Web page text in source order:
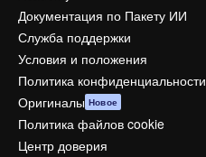
Документация по Пакету ИИ
Служба поддержки
Условия и положения
Политика конфиденциальности
Оригиналы Новое
Политика файлов cookie
Центр доверия